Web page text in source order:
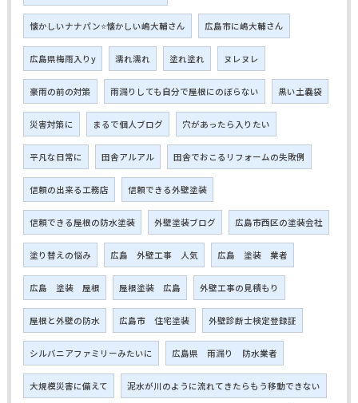
懐かしいナナパン⭐懐かしい嶋大輔さん 広島市に嶋大輔さん
広島県梅雨入りy 濡れ濡れ 塗れ塗れ ヌレヌレ
豪雨の前の対策 雨漏りしても自分で屋根にのぼらない 黒い土嚢袋
災害対策に まるで個人ブログ 穴があったら入りたい
平凡な日常に 田舎アルアル 田舎でおこるリフォームの失敗例
信頼の出来る工務店 信頼できる外壁塗装
信頼できる屋根の防水塗装 外壁塗装ブログ 広島市西区の塗装会社
塗り替えの悩み 広島 外壁工事 人気 広島 塗装 業者
広島 塗装 屋根 屋根塗装 広島 外壁工事の見積もり
屋根と外壁の防水 広島市 住宅塗装 外壁診断士検定登録証
シルバニアファミリーみたいに 広島県 雨漏り 防水業者
大規模災害に備えて 泥水が川のように流れてきたらもう移動できない